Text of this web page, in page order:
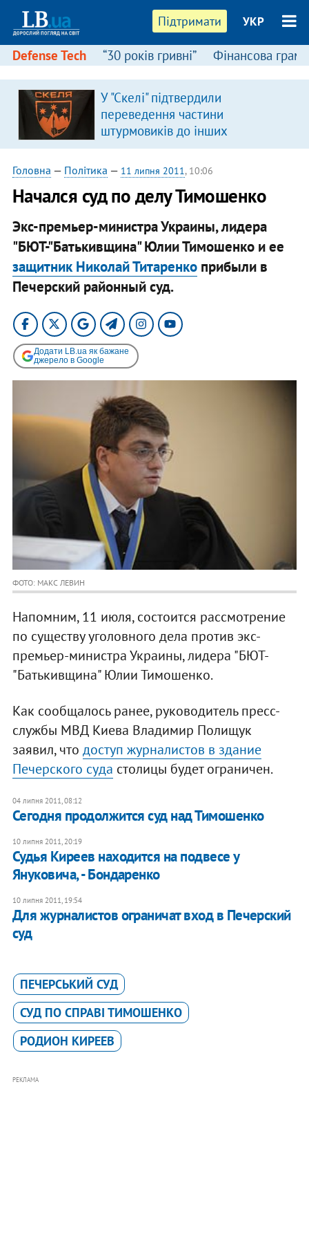
Підтримати УКР
Defense Tech “30 років гривні” Фінансова
У "Скелі" підтвердили
переведення частини
штурмовиків до інших
підрозділів
Головна — Політика — 11 липня 2011, 10:06
Начался суд по делу Тимошенко
Экс-премьер-министра Украины, лидера
"БЮТ-"Батькивщина" Юлии Тимошенко и ее
защитник Николай Титаренкоприбыли в
Печерский районный суд.
Додати LB.ua як бажане
джерело в Google
ФОТО: МАКС ЛЕВИН
Напомним, 11 июля, состоится рассмотрение
по существу уголовного дела против экс-
премьер-министра Украины, лидера "БЮТ-
"Батькивщина" Юлии Тимошенко.
Как сообщалось ранее, руководитель пресс-
службы МВД Киева Владимир Полищук
заявил, что доступ журналистов в здание
Печерского суда столицы будет ограничен.
04 липня 2011, 08:12
Сегодня продолжится суд над Тимошенко
10 липня 2011, 20:19
Судья Киреев находится на подвесе у
Януковича, - Бондаренко
10 липня 2011, 19:54
Для журналистов ограничат вход в Печерский
суд
ПЕЧЕРСЬКИЙ СУД
СУД ПО СПРАВІ ТИМОШЕНКО
РОДИОН КИРЕЕВ
РЕКЛАМА